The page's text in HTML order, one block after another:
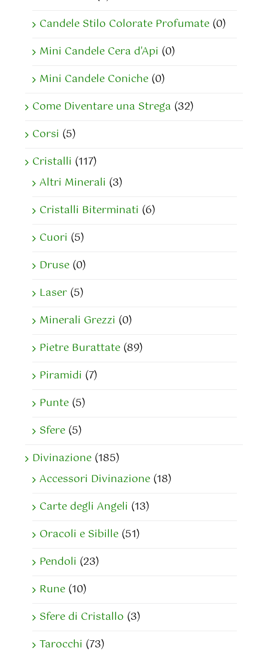
Candele Stilo Colorate Profumate (0)
Mini Candele Cera d'Api (0)
Mini Candele Coniche (0)
Come Diventare una Strega (32)
Corsi (5)
Cristalli (117)
Altri Minerali (3)
Cristalli Biterminati (6)
Cuori (5)
Druse (0)
Laser (5)
Minerali Grezzi (0)
Pietre Burattate (89)
Piramidi (7)
Punte (5)
Sfere (5)
Divinazione (185)
Accessori Divinazione (18)
Carte degli Angeli (13)
Oracoli e Sibille (51)
Pendoli (23)
Rune (10)
Sfere di Cristallo (3)
Tarocchi (73)